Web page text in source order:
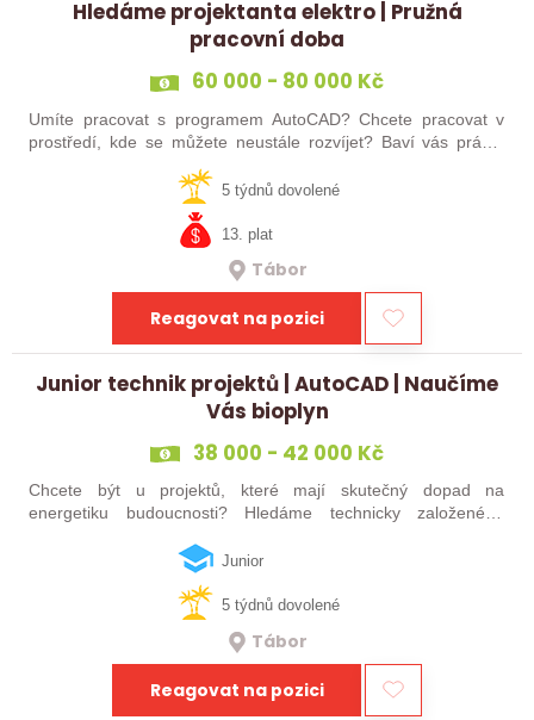
Hledáme projektanta elektro | Pružná
pracovní doba
60 000 - 80 000 Kč
Umíte pracovat s programem AutoCAD? Chcete pracovat v
prostředí, kde se můžete neustále rozvíjet? Baví vás práce,
kde máte své místo a klid? Pokud jste třikrát odpověděl/a ano,
čtěte dál! Hledáme…
5 týdnů dovolené
13. plat
Tábor
Reagovat na pozici
Junior technik projektů | AutoCAD | Naučíme
Vás bioplyn
38 000 - 42 000 Kč
Chcete být u projektů, které mají skutečný dopad na
energetiku budoucnosti? Hledáme technicky založeného
realizaci bioplynových stanic po celé…
Junior
5 týdnů dovolené
Tábor
Reagovat na pozici